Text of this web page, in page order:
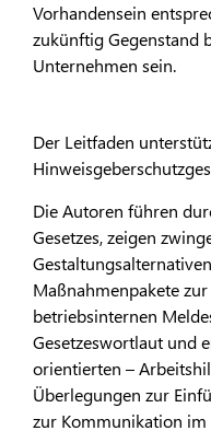
Vorhandensein
zukünftig Gegenstand
Unternehmen sein.
Der Leitfaden
Die Autoren führen
Gesetzes, zeigen
Maßnahmenpakete
betriebsinternen
Gesetzeswortlaut und
orientierten –
Überlegungen zur
zur Kommunikation im